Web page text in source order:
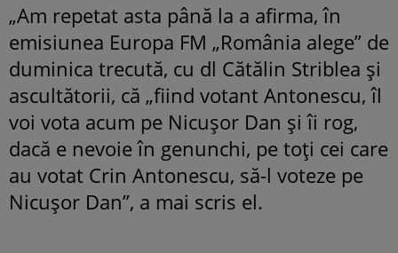
„Am repetat asta până la a afirma, în
emisiunea Europa FM „România alege” de
duminica trecută, cu dl Cătălin Striblea și
ascultătorii, că „fiind votant Antonescu, îl
voi vota acum pe Nicușor Dan și îi rog,
dacă e nevoie în genunchi, pe toți cei care
au votat Crin Antonescu, să-l voteze pe
Nicușor Dan”, a mai scris el.